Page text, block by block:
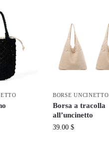
BORSE UNCINETTO
Borsa a tracolla
all’uncinetto
39.00 $